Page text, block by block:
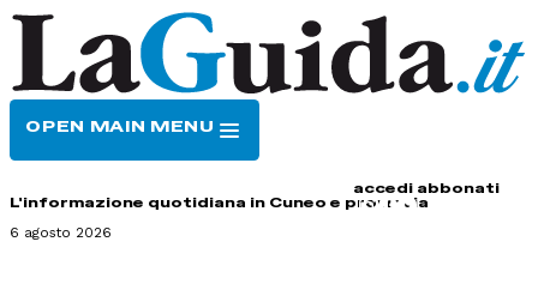
OPEN MAIN MENU
accedi abbonati
L'informazione quotidiana in Cuneo e provincia
6 agosto 2026